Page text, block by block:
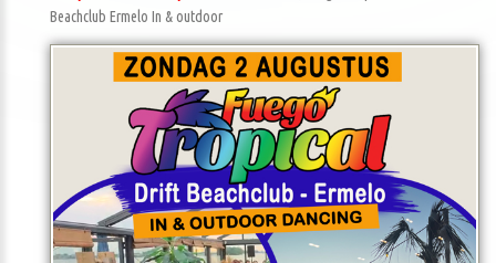
Beachclub Ermelo In & outdoor